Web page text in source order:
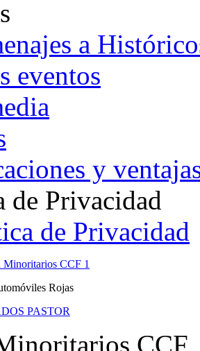
a
eventos
y
de Privacidad
de Privacidad
CCF